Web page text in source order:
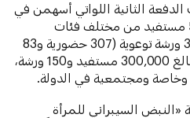
الثانية اللواتي أسهمن في
نشر الوعي لأكثر من 500,000 مستفيد من مختلف فئات
المجتمع، من خلال تنفيذ 390 ورشة توعوية (307 حضورية و83
عن بُعد)، متجاوزات الهدف البالغ 300,000 مستفيد و150 ورشة،
السيبراني للمرأة